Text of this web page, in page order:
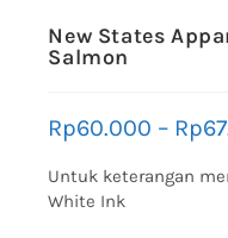
New States
Salmon
Rp60.000 – Rp
Untuk keterangan
White Ink